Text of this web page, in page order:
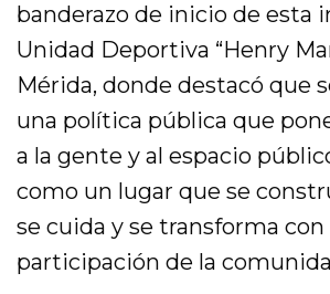
banderazo de inicio de esta
Unidad Deportiva “Henry
Mérida, donde destacó que
una política pública que
a la gente y al espacio
como un lugar que se
se cuida y se transforma con
participación de la